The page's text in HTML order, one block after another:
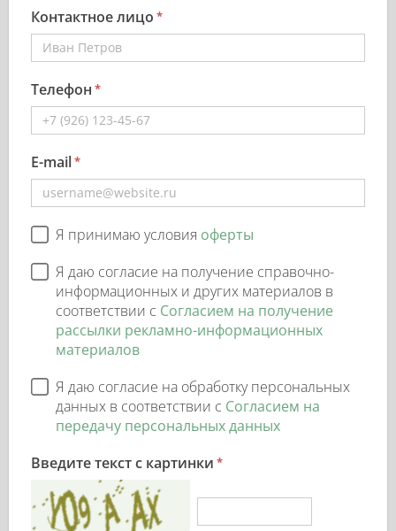
Контактное лицо
Телефон
E-mail
Я принимаю условия оферты
Я даю согласие на получение справочно-
информационных и других материалов в
соответствии с Согласием на получение
рассылки рекламно-информационных
материалов
Я даю согласие на обработку персональных
данных в соответствии с Согласием на
передачу персональных данных
Введите текст с картинки